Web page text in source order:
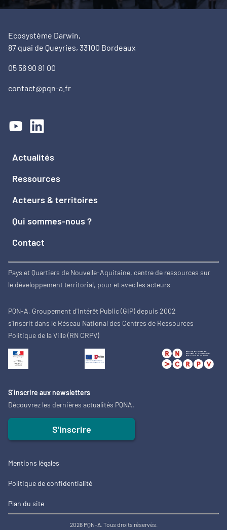
Ecosystème Darwin,
87 quai de Queyries, 33100 Bordeaux
05 56 90 81 00
contact@pqn-a.fr
Actualités
Ressources
Acteurs & territoires
Qui sommes-nous ?
Contact
Pays et Quartiers de Nouvelle-Aquitaine, centre de ressources sur
le développement territorial, pour et avec les acteurs
PQN-A, Groupement d'Intérêt Public (GIP) depuis 2002
s'inscrit dans le Réseau National des Centres de Ressources
Politique de la Ville (RN CRPV)
S’inscrire aux newsletters
Découvrez les dernières actualités PQNA.
S'inscrire
Mentions légales
Politique de confidentialité
Plan du site
2026 PQN-A. Tous droits réservés.